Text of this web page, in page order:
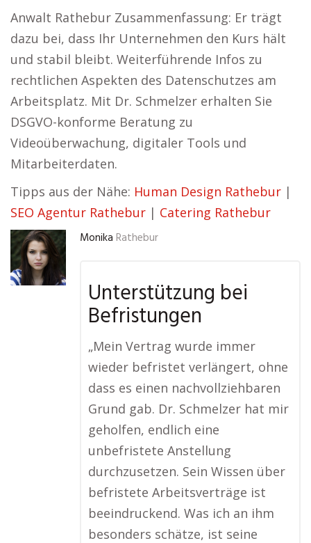
Anwalt Rathebur Zusammenfassung: Er trägt
dazu bei, dass Ihr Unternehmen den Kurs hält
und stabil bleibt. Weiterführende Infos zu
rechtlichen Aspekten des Datenschutzes am
Arbeitsplatz. Mit Dr. Schmelzer erhalten Sie
DSGVO-konforme Beratung zu
Videoüberwachung, digitaler Tools und
Mitarbeiterdaten.
Tipps aus der Nähe: Human Design Rathebur |
SEO Agentur Rathebur | Catering Rathebur
Monika Rathebur
Unterstützung bei
Befristungen
„Mein Vertrag wurde immer
wieder befristet verlängert, ohne
dass es einen nachvollziehbaren
Grund gab. Dr. Schmelzer hat mir
geholfen, endlich eine
unbefristete Anstellung
durchzusetzen. Sein Wissen über
befristete Arbeitsverträge ist
beeindruckend. Was ich an ihm
besonders schätze, ist seine